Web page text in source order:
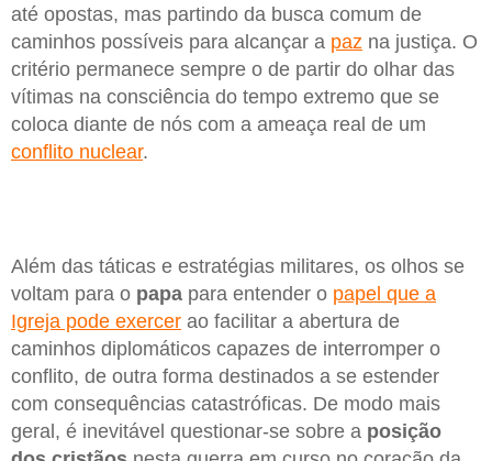
até opostas, mas partindo da busca comum de
caminhos possíveis para alcançar a paz na justiça. O
critério permanece sempre o de partir do olhar das
vítimas na consciência do tempo extremo que se
coloca diante de nós com a ameaça real de um
conflito nuclear.
Além das táticas e estratégias militares, os olhos se
voltam para o papa para entender o papel que a
Igreja pode exercer ao facilitar a abertura de
caminhos diplomáticos capazes de interromper o
conflito, de outra forma destinados a se estender
com consequências catastróficas. De modo mais
geral, é inevitável questionar-se sobre a posição